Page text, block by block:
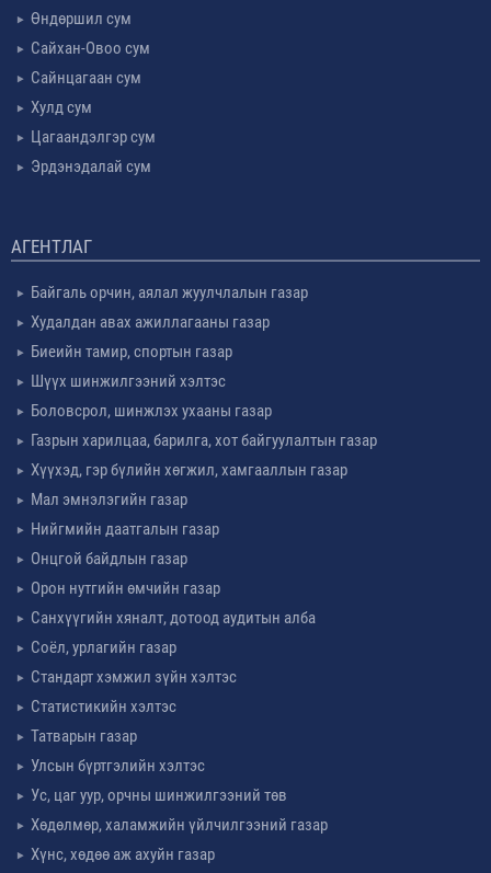
Өндөршил сум
Сайхан-Овоо сум
Сайнцагаан сум
Хулд сум
Цагаандэлгэр сум
Эрдэнэдалай сум
АГЕНТЛАГ
Байгаль орчин, аялал жуулчлалын газар
Худалдан авах ажиллагааны газар
Биеийн тамир, спортын газар
Шүүх шинжилгээний хэлтэс
Боловсрол, шинжлэх ухааны газар
Газрын харилцаа, барилга, хот байгуулалтын газар
Хүүхэд, гэр бүлийн хөгжил, хамгааллын газар
Мал эмнэлэгийн газар
Нийгмийн даатгалын газар
Онцгой байдлын газар
Орон нутгийн өмчийн газар
Санхүүгийн хяналт, дотоод аудитын алба
Соёл, урлагийн газар
Стандарт хэмжил зүйн хэлтэс
Статистикийн хэлтэс
Татварын газар
Улсын бүртгэлийн хэлтэс
Ус, цаг уур, орчны шинжилгээний төв
Хөдөлмөр, халамжийн үйлчилгээний газар
Хүнс, хөдөө аж ахуйн газар